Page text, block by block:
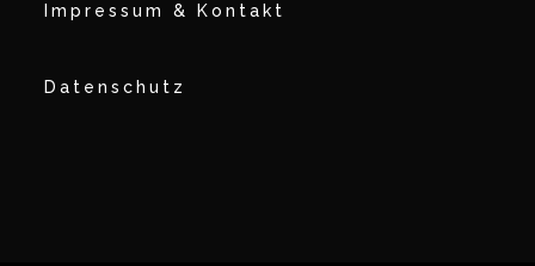
Impressum & Kontakt
Datenschutz